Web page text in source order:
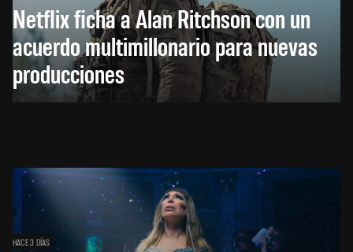
Netflix ficha a Alan Ritchson con un
acuerdo multimillonario para nuevas
producciones
HACE 3 DÍAS